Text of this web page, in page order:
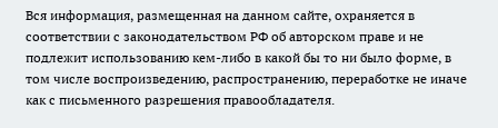
Вся информация, размещенная на данном сайте, охраняется в
соответствии с законодательством РФ об авторском праве и не
подлежит использованию кем-либо в какой бы то ни было форме, в
том числе воспроизведению, распространению, переработке не иначе
как с письменного разрешения правообладателя.